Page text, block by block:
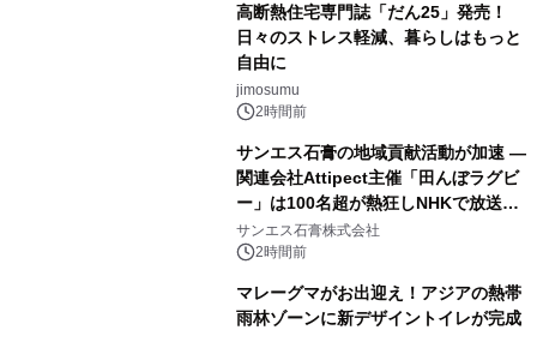
高断熱住宅専門誌「だん25」発売！
日々のストレス軽減、暮らしはもっと
自由に
jimosumu
2時間前
サンエス石膏の地域貢献活動が加速 ―
関連会社Attipect主催「田んぼラグビ
ー」は100名超が熱狂しNHKで放送さ
れました。
サンエス石膏株式会社
2時間前
マレーグマがお出迎え！アジアの熱帯
雨林ゾーンに新デザイントイレが完成